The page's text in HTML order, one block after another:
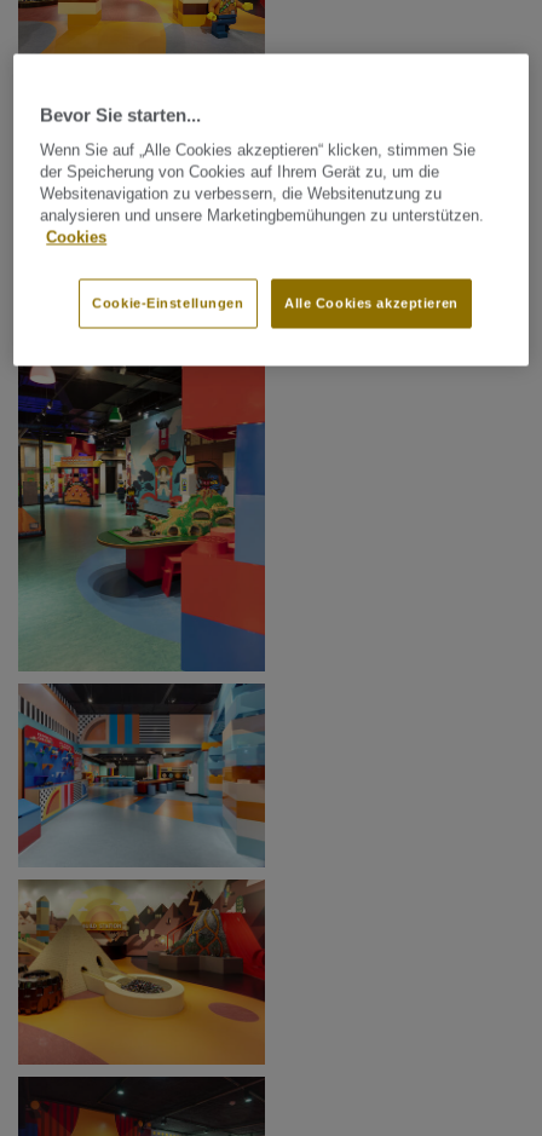
Bevor Sie starten...
Wenn Sie auf „Alle Cookies akzeptieren“ klicken, stimmen Sie
der Speicherung von Cookies auf Ihrem Gerät zu, um die
Websitenavigation zu verbessern, die Websitenutzung zu
analysieren und unsere Marketingbemühungen zu unterstützen.
Cookies
Alle Cookies akzeptieren
Cookie-Einstellungen